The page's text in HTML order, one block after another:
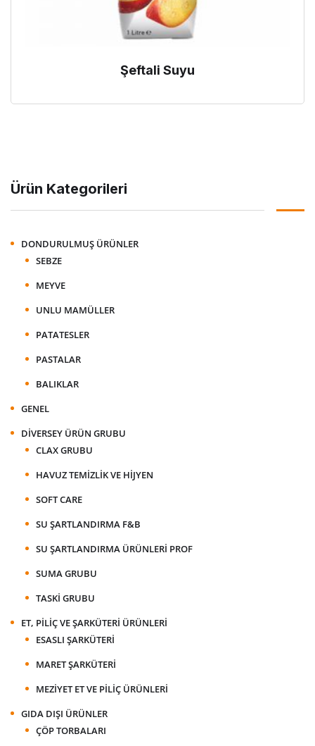
Şeftali Suyu
Ürün Kategorileri
DONDURULMUŞ ÜRÜNLER
SEBZE
MEYVE
UNLU MAMÜLLER
PATATESLER
PASTALAR
BALIKLAR
GENEL
DIVERSEY ÜRÜN GRUBU
CLAX GRUBU
HAVUZ TEMIZLIK VE HIJYEN
SOFT CARE
SU ŞARTLANDIRMA F&B
SU ŞARTLANDIRMA ÜRÜNLERI PROF
SUMA GRUBU
TASKI GRUBU
ET, PILIÇ VE ŞARKÜTERI ÜRÜNLERI
ESASLI ŞARKÜTERI
MARET ŞARKÜTERI
MEZIYET ET VE PILIÇ ÜRÜNLERI
GIDA DIŞI ÜRÜNLER
ÇÖP TORBALARI